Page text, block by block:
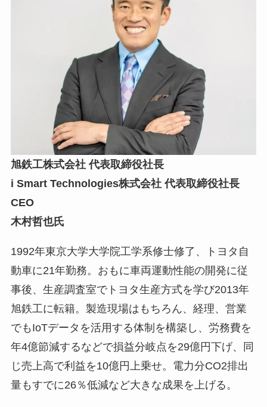
旭鉄工株式会社 代表取締役社長
i Smart Technologies株式会社 代表取締役社長
CEO
木村哲也氏
1992年東京大学大学院工学系修士修了、トヨタ自
動車に21年勤務。おもに車両運動性能の開発に従
事後、生産調査室でトヨタ生産方式を学び2013年
旭鉄工に転籍。製造現場はもちろん、経理、営業
でもIoTデータを活用する体制を構築し、労務費を
年4億節減するなどで損益分岐点を29億円下げ、同
じ売上高で利益を10億円上乗せ。電力分CO2排出
量もすでに26％低減など大きな成果を上げる。